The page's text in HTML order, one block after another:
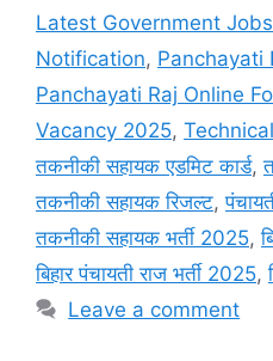
Latest Government Jobs
Notification, Panchayati
Panchayati Raj Online
Vacancy 2025,
तकनीकी सहायक एडमिट कार्ड,
तकनीकी सहायक रिजल्ट,
तकनीकी सहायक भर्ती 2025,
बिहार पंचायती राज भर्ती 2025,
Leave a comment